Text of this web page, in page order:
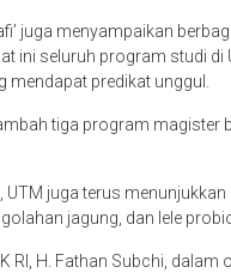
juga menyampaikan
ini seluruh program studi
mendapat predikat unggul.
tiga program
UTM juga terus
jagung, dan lele
RI, H. Fathan Subchi,